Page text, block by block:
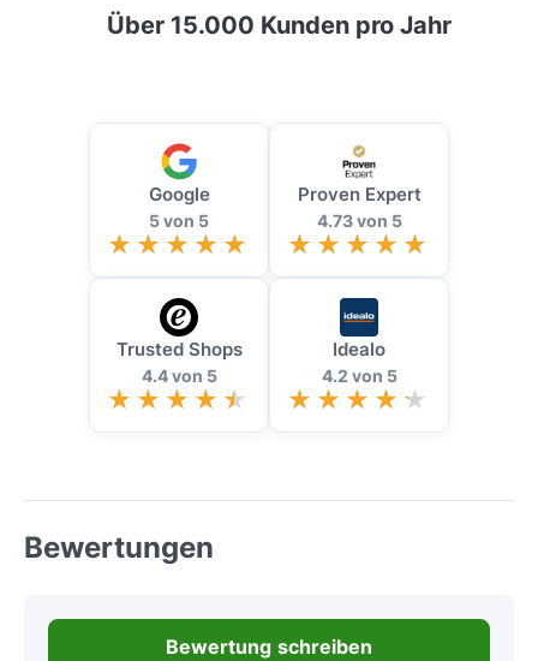
Über 15.000 Kunden pro Jahr
Google
5 von 5
Proven Expert
4.73 von 5
Trusted Shops
4.4 von 5
Idealo
4.2 von 5
Bewertungen
Bewertung schreiben